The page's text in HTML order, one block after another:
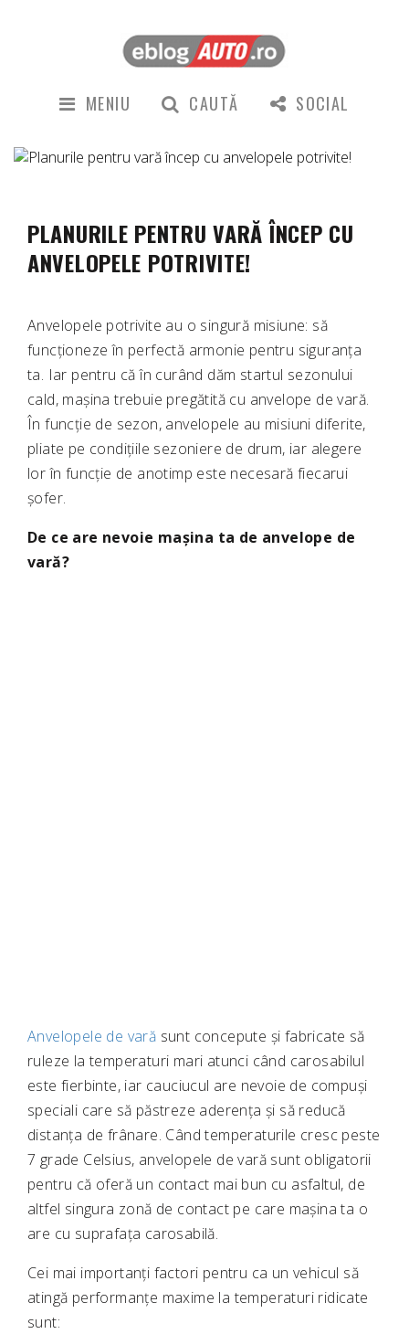
MENIU CAUTĂ SOCIAL
PLANURILE PENTRU VARĂ ÎNCEP CU
ANVELOPELE POTRIVITE!
Anvelopele potrivite au o singură misiune: să
funcționeze în perfectă armonie pentru siguranța
ta. Iar pentru că în curând dăm startul sezonului
cald, mașina trebuie pregătită cu anvelope de vară.
În funcție de sezon, anvelopele au misiuni diferite,
pliate pe condițiile sezoniere de drum, iar alegere
lor în funcție de anotimp este necesară fiecarui
șofer.
De ce are nevoie mașina ta de anvelope de
vară?
Anvelopele de vară sunt concepute și fabricate să
ruleze la temperaturi mari atunci când carosabilul
este fierbinte, iar cauciucul are nevoie de compuși
speciali care să păstreze aderența și să reducă
distanța de frânare. Când temperaturile cresc peste
7 grade Celsius, anvelopele de vară sunt obligatorii
pentru că oferă un contact mai bun cu asfaltul, de
altfel singura zonă de contact pe care mașina ta o
are cu suprafața carosabilă.
Cei mai importanți factori pentru ca un vehicul să
atingă performanțe maxime la temperaturi ridicate
sunt: